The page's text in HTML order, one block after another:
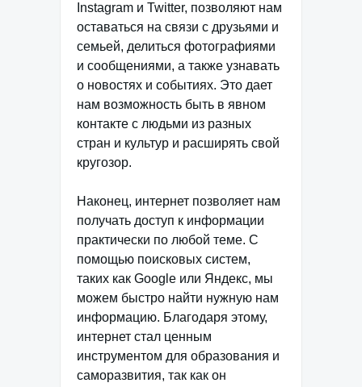
Instagram и Twitter, позволяют нам
оставаться на связи с друзьями и
семьей, делиться фотографиями
и сообщениями, а также узнавать
о новостях и событиях. Это дает
нам возможность быть в явном
контакте с людьми из разных
стран и культур и расширять свой
кругозор.
Наконец, интернет позволяет нам
получать доступ к информации
практически по любой теме. С
помощью поисковых систем,
таких как Google или Яндекс, мы
можем быстро найти нужную нам
информацию. Благодаря этому,
интернет стал ценным
инструментом для образования и
саморазвития, так как он